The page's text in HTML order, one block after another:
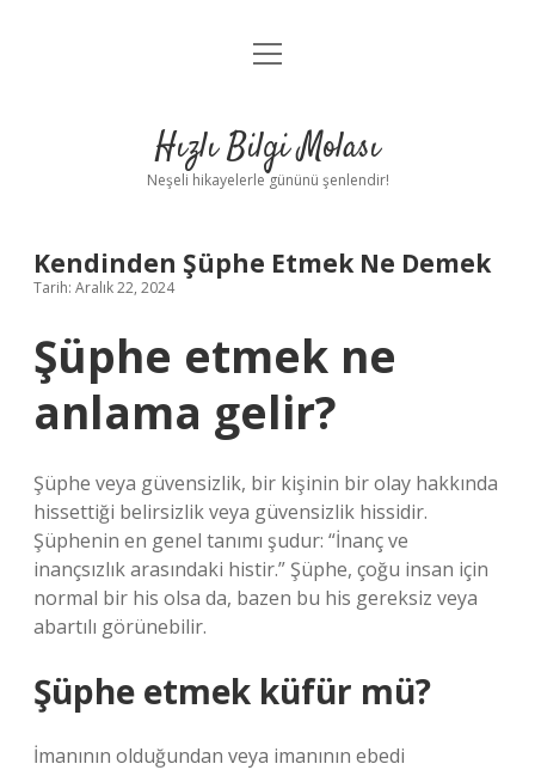
Anasayfa
Yasal Uyarı
menüyü
Hızlı Bilgi Molası
Neşeli hikayelerle gününü şenlendir!
Kendinden Şüphe Etmek Ne Demek
Tarih: Aralık 22, 2024
Şüphe etmek ne
anlama gelir?
Şüphe veya güvensizlik, bir kişinin bir olay hakkında
hissettiği belirsizlik veya güvensizlik hissidir.
Şüphenin en genel tanımı şudur: “İnanç ve
inançsızlık arasındaki histir.” Şüphe, çoğu insan için
normal bir his olsa da, bazen bu his gereksiz veya
abartılı görünebilir.
Şüphe etmek küfür mü?
İmanının olduğundan veya imanının ebedi